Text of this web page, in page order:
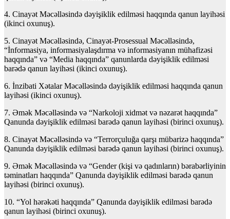
4. Cinayət Məcəlləsində dəyişiklik edilməsi haqqında qanun layihəsi
(ikinci oxunuş).
5. Cinayət Məcəlləsində, Cinayət-Prosessual Məcəlləsində,
“İnformasiya, informasiyalaşdırma və informasiyanın mühafizəsi
haqqında” və “Media haqqında” qanunlarda dəyişiklik edilməsi
barədə qanun layihəsi (ikinci oxunuş).
6. İnzibati Xətalar Məcəlləsində dəyişiklik edilməsi haqqında qanun
layihəsi (ikinci oxunuş).
7. Əmək Məcəlləsində və “Narkoloji xidmət və nəzarət haqqında”
Qanunda dəyişiklik edilməsi barədə qanun layihəsi (birinci oxunuş).
8. Cinayət Məcəlləsində və “Terrorçuluğa qarşı mübarizə haqqında”
Qanunda dəyişiklik edilməsi barədə qanun layihəsi (birinci oxunuş).
9. Əmək Məcəlləsində və “Gender (kişi və qadınların) bərabərliyinin
təminatları haqqında” Qanunda dəyişiklik edilməsi barədə qanun
layihəsi (birinci oxunuş).
10. “Yol hərəkəti haqqında” Qanunda dəyişiklik edilməsi barədə
qanun layihəsi (birinci oxunuş).